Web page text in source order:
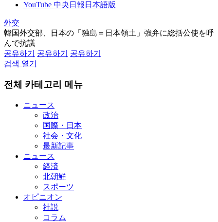
YouTube 中央日報日本語版
外交
韓国外交部、日本の「独島＝日本領土」強弁に総括公使を呼
んで抗議
공유하기
공유하기
공유하기
검색 열기
전체 카테고리 메뉴
ニュース
政治
国際・日本
社会・文化
最新記事
ニュース
経済
北朝鮮
スポーツ
オピニオン
社説
コラム